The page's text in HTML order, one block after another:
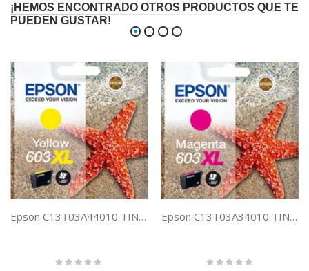
¡HEMOS ENCONTRADO OTROS PRODUCTOS QUE TE
PUEDEN GUSTAR!
Epson C13T03A44010 TINTA AMARILLA 603XL
Rating:
Epson C13T03A34010 TINTA MAGENTA 603XL
Rating: